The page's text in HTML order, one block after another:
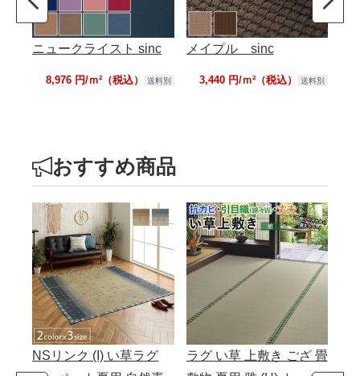
ニュークライスト sinc
8,976 円/ｍ²（税込） 送料別
メイプル sinc
3,440 円/ｍ²（税込） 送料別
おすすめ商品
NSリンク (I) い草ラグ
ラグ い草 上敷き ござ 畳